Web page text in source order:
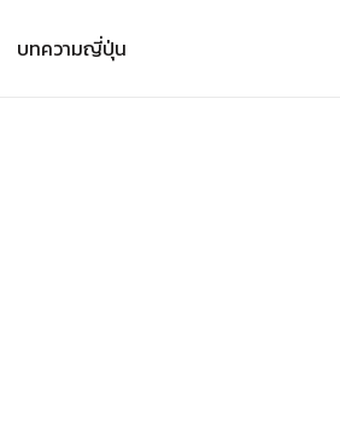
บทความญี่ปุ่น